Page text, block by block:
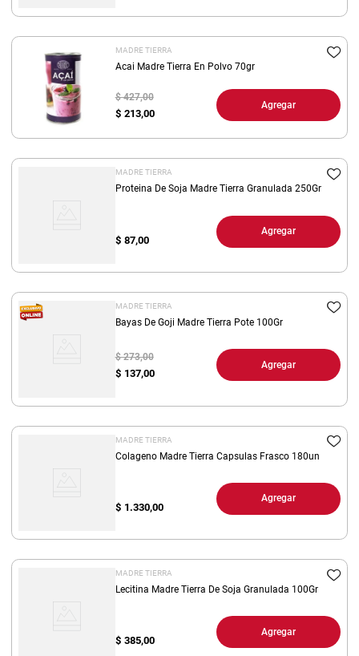
MADRE TIERRA
Acai Madre Tierra En Polvo 70gr
$ 213,00
$ 427,00
Agregar
MADRE TIERRA
Proteina De Soja Madre Tierra Granulada 250Gr
$ 87,00
Agregar
MADRE TIERRA
Bayas De Goji Madre Tierra Pote 100Gr
$ 137,00
$ 273,00
Agregar
MADRE TIERRA
Colageno Madre Tierra Capsulas Frasco 180un
$ 1.330,00
Agregar
MADRE TIERRA
Lecitina Madre Tierra De Soja Granulada 100Gr
$ 385,00
Agregar